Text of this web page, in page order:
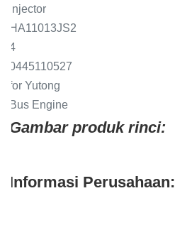
Gambar produk rinci:
Informasi Perusahaan: